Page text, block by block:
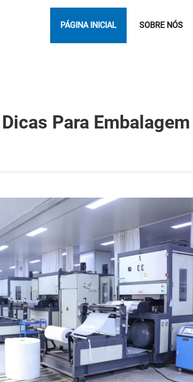
PÁGINA INICIAL SOBRE NÓS
Para